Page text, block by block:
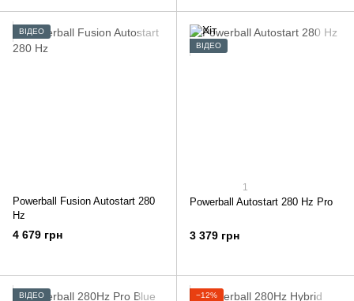
ВІДЕО
Powerball Fusion Autostart 280
Hz
4 679 грн
ВІДЕО
1
Powerball Autostart 280 Hz Pro
3 379 грн
ВІДЕО
−12%